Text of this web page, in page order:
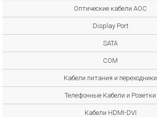
Оптические кабели AOC
Display Port
SATA
COM
Кабели питания и переходники
Телефонные Кабели и Розетки
Кабели HDMI-DVI